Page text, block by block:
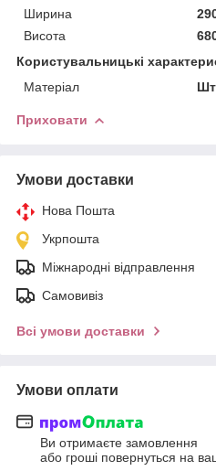
Ширина
Висота
Користувальницькі
Матеріал
Приховати
Умови доставки
Нова Пошта
Укрпошта
Міжнародні відправлення
Самовивіз
Всі умови доставки
Умови оплати
Ви отримаєте замовлення
або гроші повернуться на